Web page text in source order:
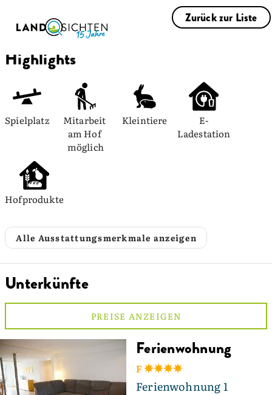
Zurück zur Liste
Highlights
Spielplatz
Mitarbeit
am Hof
möglich
Kleintiere
E-
Ladestation
Hofprodukte
Alle Ausstattungsmerkmale anzeigen
Unterkünfte
PREISE ANZEIGEN
Ferienwohnung
F
Ferienwohnung 1